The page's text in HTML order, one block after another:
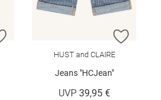
ZUR WUNSCHLISTE HINZUFÜGEN
ZUR
HUST and CLAIRE
Jeans "HCJean"
UVP 39,95 €